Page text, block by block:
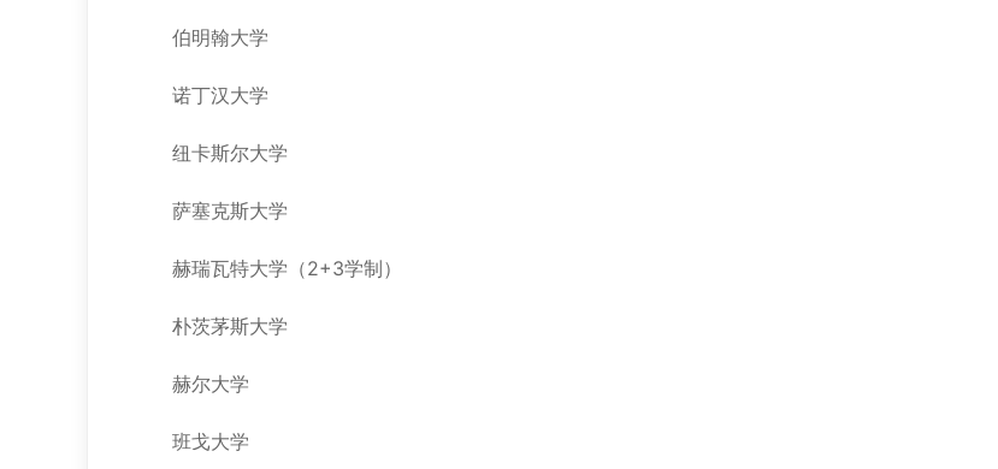
伯明翰大学
诺丁汉大学
纽卡斯尔大学
萨塞克斯大学
赫瑞瓦特大学（2+3学制）
朴茨茅斯大学
赫尔大学
班戈大学